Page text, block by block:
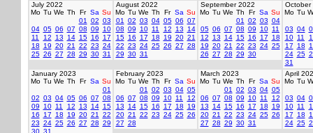
July 2022
Mo Tu We Th Fr Sa Su
01
02 03
04 05 06 07 08 09
10
11
12 13 14 15 16
17
18
19 20 21 22 23 24
25 26 27 28 29 30 31
August 2022
Mo Tu We Th Fr Sa Su
01
02 03 04 05 06 07
08 09 10 11 12 13
14
15 16 17 18 19 20 21
22 23 24 25 26 27 28
29 30 31
September 2022
Mo Tu We Th Fr Sa Su
01
02 03 04
05 06 07 08 09 10 11
12
13 14 15 16 17
18
19 20 21 22 23 24 25
26 27 28 29 30
October
Mo Tu
03 04
10 11
17
18
24 25
31
January 2023
Mo Tu We Th Fr Sa Su
01
02 03 04 05 06 07 08
09
10 11 12 13 14 15
16
17 18 19 20 21
22
23 24 25 26 27 28 29
30 31
February 2023
Mo Tu We Th Fr Sa Su
01
02 03 04 05
06 07 08 09 10 11
12
13
14 15 16 17 18
19
20 21 22 23 24 25 26
27 28
March 2023
Mo Tu We Th Fr Sa Su
01
02 03 04 05
06 07 08 09 10 11
12
13
14 15 16 17 18
19
20 21 22 23 24 25 26
27 28 29 30 31
April
Mo Tu
03 04
10 11
17
18
24 25